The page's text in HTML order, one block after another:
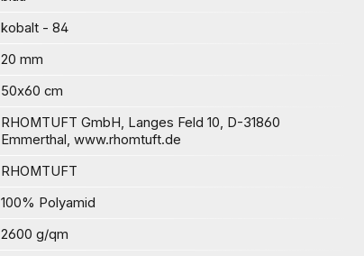
kobalt - 84
20 mm
50x60 cm
RHOMTUFT GmbH, Langes Feld 10, D-31860
Emmerthal, www.rhomtuft.de
RHOMTUFT
100% Polyamid
2600 g/qm